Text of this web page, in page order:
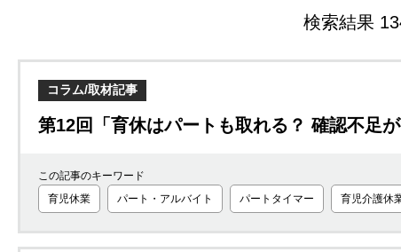
検索結果
コラム/取材記事
第12回「育休はパートも取れる？ 確認不足が
この記事のキーワード
育児休業
パート・アルバイト パートタイマー 育児介護休